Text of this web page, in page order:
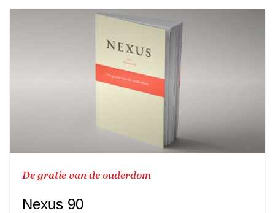
De gratie van de ouderdom
Nexus 90